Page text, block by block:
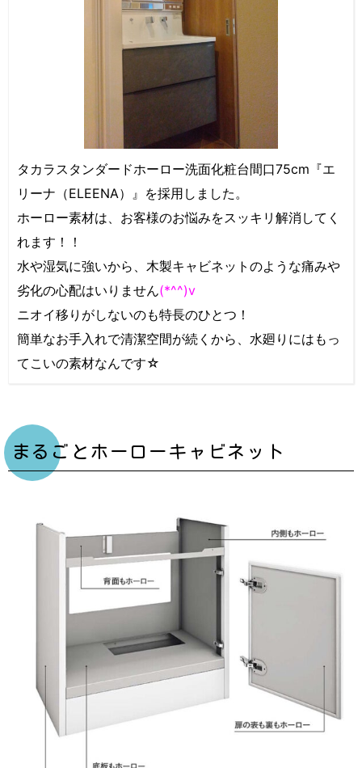
タカラスタンダードホーロー洗面化粧台間口75cm『エ
リーナ（ELEENA）』を採用しました。
ホーロー素材は、お客様のお悩みをスッキリ解消してく
れます！！
水や湿気に強いから、木製キャビネットのような痛みや
劣化の心配はいりません(*^^)v
ニオイ移りがしないのも特長のひとつ！
簡単なお手入れで清潔空間が続くから、水廻りにはもっ
てこいの素材なんです☆
まるごとホーローキャビネット